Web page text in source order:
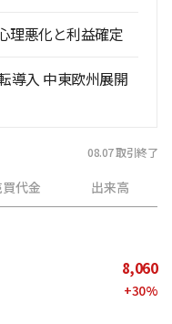
理悪化と利益確定
導入 中東欧州展開
08.07取引終了
代金 出来高
8,060
+30%